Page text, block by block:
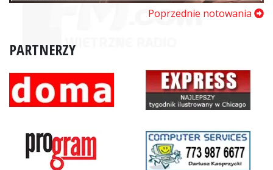
Poprzednie notowania
PARTNERZY